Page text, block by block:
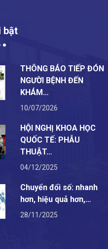
bật
THÔNG BÁO TIẾP ĐÓN
NGƯỜI BỆNH ĐẾN
KHÁM…
10/07/2026
HỘI NGHỊ KHOA HỌC
QUỐC TẾ: PHẪU
THUẬT…
04/12/2025
Chuyển đổi số: nhanh
hơn, hiệu quả hơn,…
28/11/2025